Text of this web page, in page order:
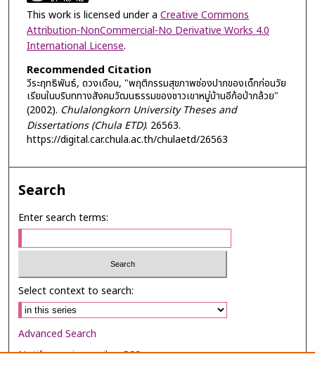
This work is licensed under a Creative Commons
Attribution-NonCommercial-No Derivative Works 4.0
International License.
Recommended Citation
วีระฤทธิพันธ์, ดวงเดือน, "พฤติกรรมสุขภาพช่องปากของเด็กก่อนวัย
เรียนในบริบททางสังคมวัฒนธรรมของชาวเขาหมู่บ้านอีก้อป่ากล้วย"
(2002). Chulalongkorn University Theses and
Dissertations (Chula ETD). 26563.
https://digital.car.chula.ac.th/chulaetd/26563
Search
Enter search terms:
Select context to search:
Advanced Search
Notify me via email orRSS